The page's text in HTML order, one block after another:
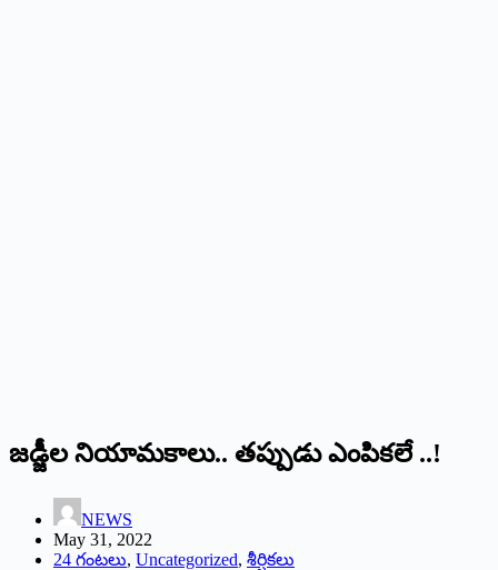
జడ్జీల నియామకాలు.. తప్పుడు ఎంపికలే ..!
NEWS
May 31, 2022
24 గంటలు, Uncategorized, శీర్షికలు